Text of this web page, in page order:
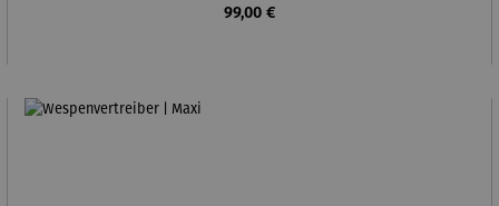
Regulärer Preis:
99,00 €